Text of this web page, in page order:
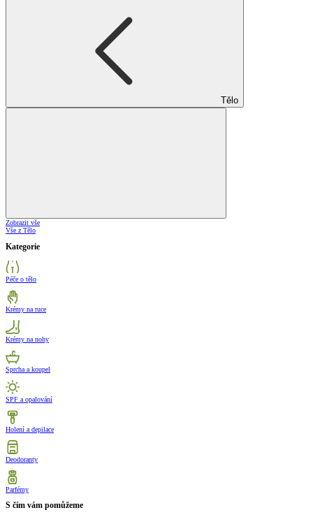
Tělo
Zobrazit vše
Vše z Tělo
Kategorie
Péče o tělo
Krémy na ruce
Krémy na nohy
Sprcha a koupel
SPF a opalování
Holení a depilace
Deodoranty
Parfémy
S čím vám pomůžeme